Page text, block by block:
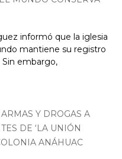
informó que la iglesia
mantiene su registro
embargo,
Y DROGAS A
DE ‘LA UNIÓN
ANÁHUAC